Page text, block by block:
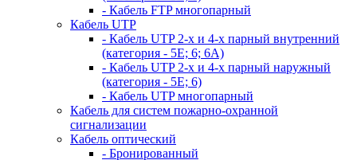
- Кабель FTP многопарный
Кабель UTP
- Кабель UTP 2-х и 4-х парный внутренний
(категория - 5Е; 6; 6А)
- Кабель UTP 2-х и 4-х парный наружный
(категория - 5Е; 6)
- Кабель UTP многопарный
Кабель для систем пожарно-охранной
сигнализации
Кабель оптический
- Бронированный